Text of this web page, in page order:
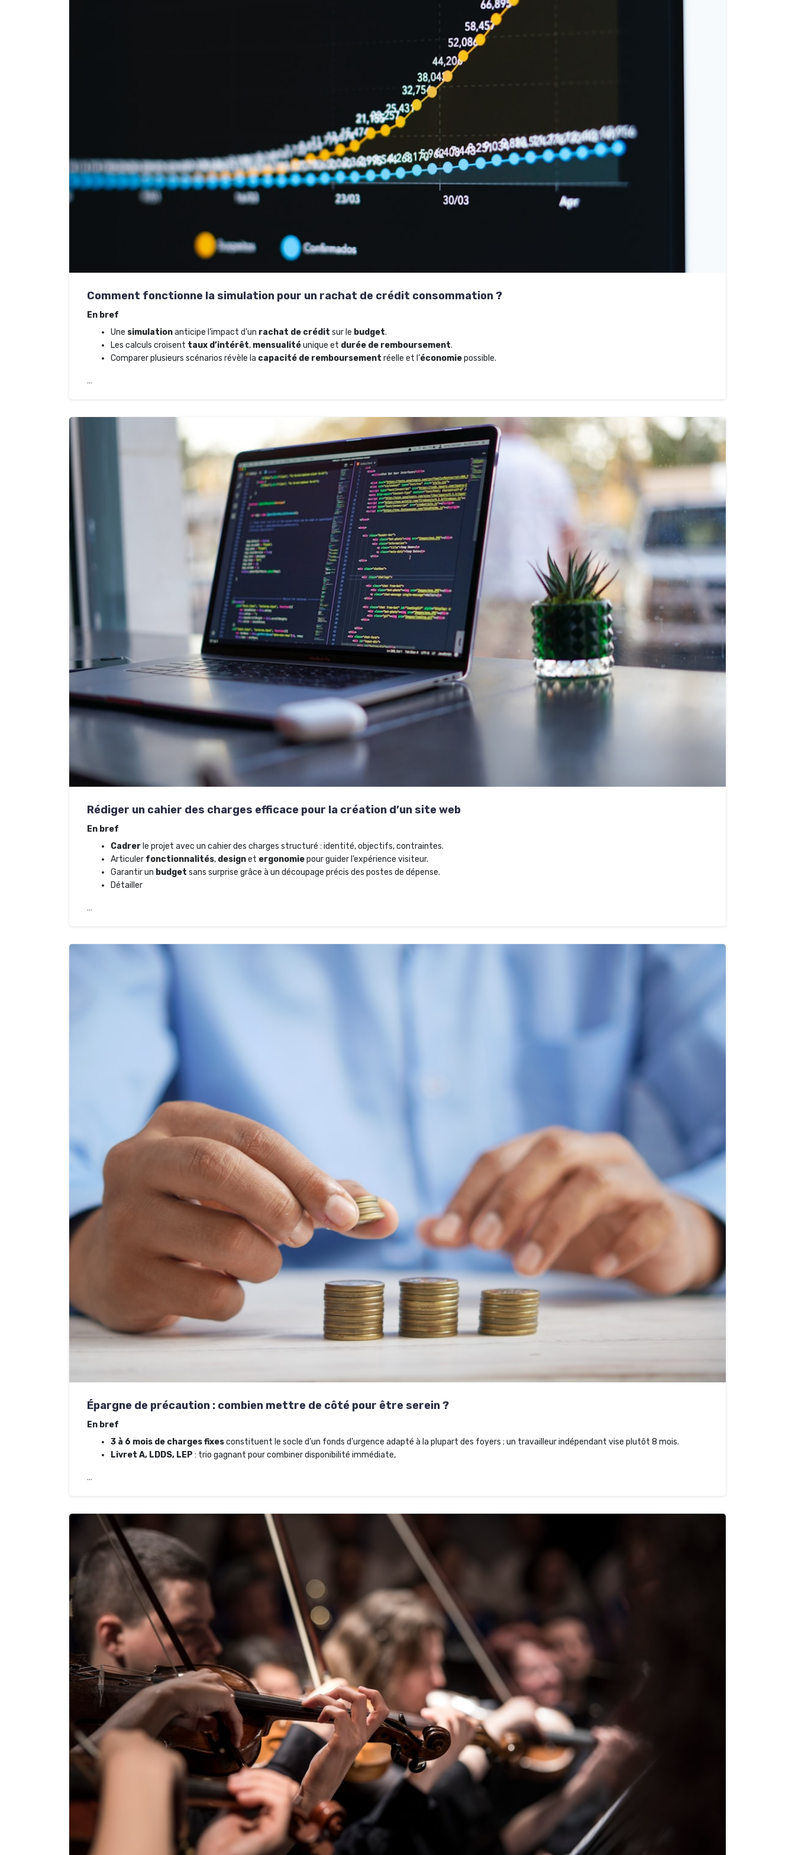
Comment fonctionne la simulation pour un rachat de crédit consommation ?
En bref
Une simulationanticipe l’impact d’un rachat de crédit sur le budget.
Les calculs croisent taux d’intérêt, mensualitéunique et durée de remboursement.
Comparer plusieurs scénarios révèle la capacité de remboursement réelle et l’économiepossible.
…
Rédiger un cahier des charges efficace pour la création d’un site web
En bref
Cadrer le projet avec un cahier des charges structuré : identité, objectifs, contraintes.
Articuler fonctionnalités, designet ergonomiepour guider l’expérience visiteur.
Garantir un budget sans surprise grâce à un découpage précis des postes de dépense.
Détailler
…
Épargne de précaution : combien mettre de côté pour être serein ?
En bref
3 à 6 mois de charges fixesconstituent le socle d’un fonds d’urgence adapté à la plupart des foyers ; un travailleur indépendant vise plutôt 8 mois.
Livret A, LDDS, LEP : trio gagnant pour combiner disponibilité immédiate,
…